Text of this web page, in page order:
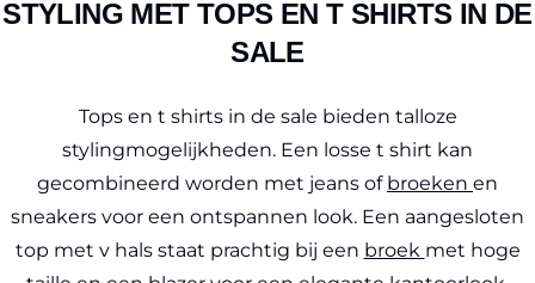
STYLING MET TOPS EN T SHIRTS IN DE
SALE
Tops en t shirts in de sale bieden talloze
stylingmogelijkheden. Een losse t shirt kan
gecombineerd worden met jeans of broeken en
sneakers voor een ontspannen look. Een aangesloten
top met v hals staat prachtig bij een broek met hoge